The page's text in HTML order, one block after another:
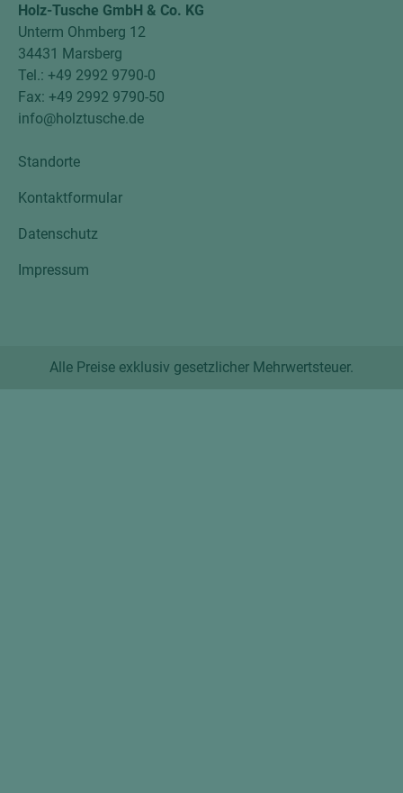
Holz-Tusche GmbH & Co. KG
Unterm Ohmberg 12
34431 Marsberg
Tel.: +49 2992 9790-0
Fax: +49 2992 9790-50
info@holztusche.de
Standorte
Kontaktformular
Datenschutz
Impressum
Alle Preise exklusiv gesetzlicher Mehrwertsteuer.